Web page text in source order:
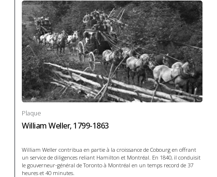
Plaque
William Weller, 1799-1863
William Weller contribua en partie à la croissance de Cobourg en offrant
un service de diligences reliant Hamilton et Montréal. En 1840, il conduisit
le gouverneur-général de Toronto à Montréal en un temps record de 37
heures et 40 minutes.